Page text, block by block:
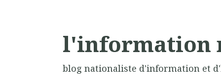
l'information
blog nationaliste d'information et